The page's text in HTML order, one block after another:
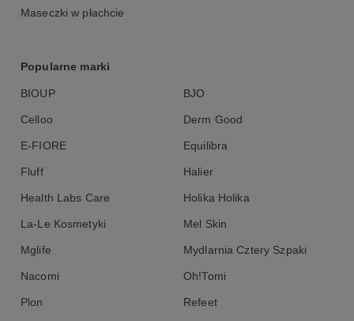
Maseczki w płachcie
Popularne marki
BIOUP BJO
Celloo Derm Good
E-FIORE Equilibra
Fluff Halier
Health Labs Care Holika Holika
La-Le Kosmetyki Mel Skin
Mglife Mydlarnia Cztery Szpaki
Nacomi Oh!Tomi
Plon Refeet